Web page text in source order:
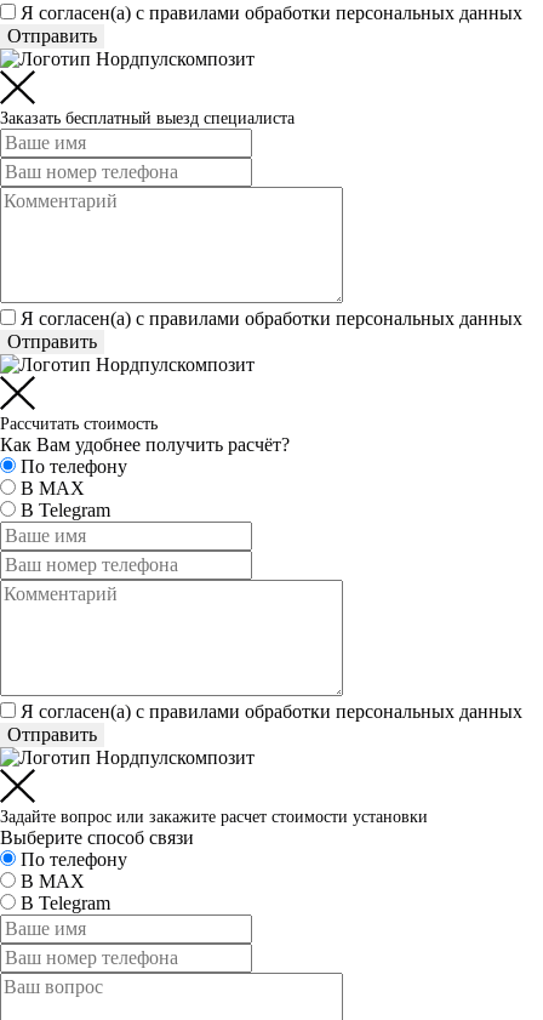
Я согласен(а) c правилами обработки персональных данных
Отправить
Заказать бесплатный выезд специалиста
Я согласен(а) c правилами обработки персональных данных
Отправить
Рассчитать стоимость
Как Вам удобнее получить расчёт?
По телефону
В MAX
В Telegram
Я согласен(а) c правилами обработки персональных данных
Отправить
Задайте вопрос или закажите расчет стоимости установки
Выберите способ связи
По телефону
В MAX
В Telegram